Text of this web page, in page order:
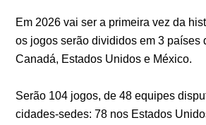
Em 2026 vai ser a primeira vez da
os jogos serão divididos em 3 países
Canadá, Estados Unidos e México.
Serão 104 jogos, de 48 equipes
cidades-sedes: 78 nos Estados